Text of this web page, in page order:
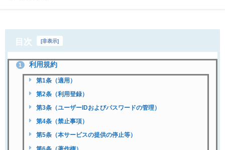
目次 [非表示]
1 利用規約
第1条（適用）
第2条（利用登録）
第3条（ユーザーIDおよびパスワードの管理）
第4条（禁止事項）
第5条（本サービスの提供の停止等）
第6条（著作権）